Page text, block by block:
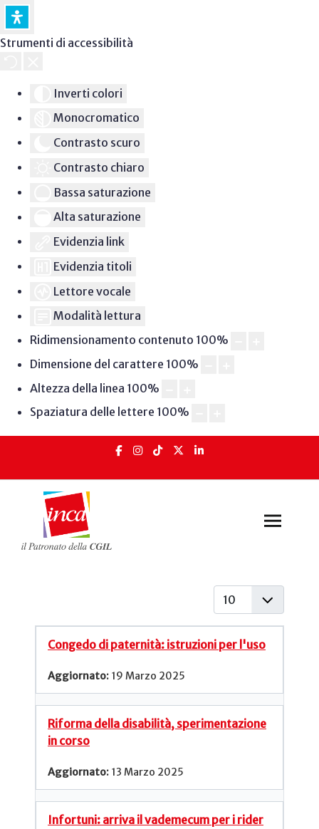
Strumenti di accessibilità
Inverti colori
Monocromatico
Contrasto scuro
Contrasto chiaro
Bassa saturazione
Alta saturazione
Evidenzia link
Evidenzia titoli
Lettore vocale
Modalità lettura
Ridimensionamento contenuto 100%
Dimensione del carattere 100%
Altezza della linea 100%
Spaziatura delle lettere 100%
Visualizza #
Congedo di paternità: istruzioni per l'uso
19 Marzo 2025
Riforma della disabilità, sperimentazione
in corso
13 Marzo 2025
Infortuni: arriva il vademecum per i rider